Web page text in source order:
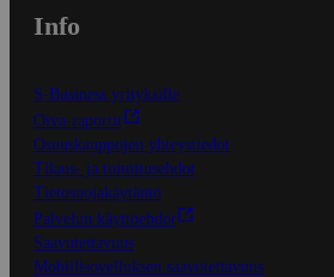
Info
S-Business yrityksille
Oiva-raportit
Osuuskauppojen yhteystiedot
Tilaus- ja toimitusehdot
Tietosuojakäytäntö
Palvelun käyttöehdot
Saavutettavuus
Mobiilisovelluksen saavutettavuus